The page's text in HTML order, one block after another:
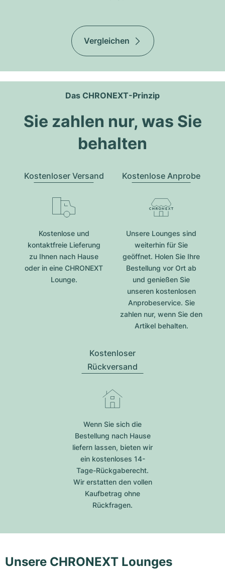
Vergleichen
Das CHRONEXT-Prinzip
Sie zahlen nur, was Sie
behalten
Kostenloser Versand
Kostenlose und
kontaktfreie Lieferung
zu Ihnen nach Hause
oder in eine CHRONEXT
Lounge.
Kostenlose Anprobe
Unsere Lounges sind
weiterhin für Sie
geöffnet. Holen Sie Ihre
Bestellung vor Ort ab
und genießen Sie
unseren kostenlosen
Anprobeservice. Sie
zahlen nur, wenn Sie den
Artikel behalten.
Kostenloser
Rückversand
Wenn Sie sich die
Bestellung nach Hause
liefern lassen, bieten wir
ein kostenloses 14-
Tage-Rückgaberecht.
Wir erstatten den vollen
Kaufbetrag ohne
Rückfragen.
Unsere CHRONEXT Lounges